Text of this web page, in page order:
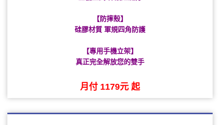
【防摔殼】
硅膠材質 軍規四角防護
【專用手機立架】
真正完全解放您的雙手
月付 1179元 起